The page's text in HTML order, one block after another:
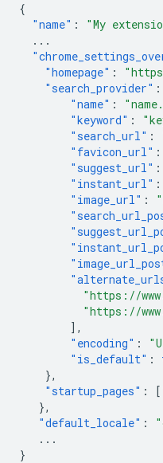
{
"name" : "My
...
"homepage" :
"search_provider" :
"name" :
"keyword" :
"search_url" :
"favicon_url" :
"suggest_url" :
"instant_url" :
"image_url" :
"https://
"https://
],
"encoding" :
"is_default" :
},
"startup_pages" : [
},
"default_locale" :
...
}